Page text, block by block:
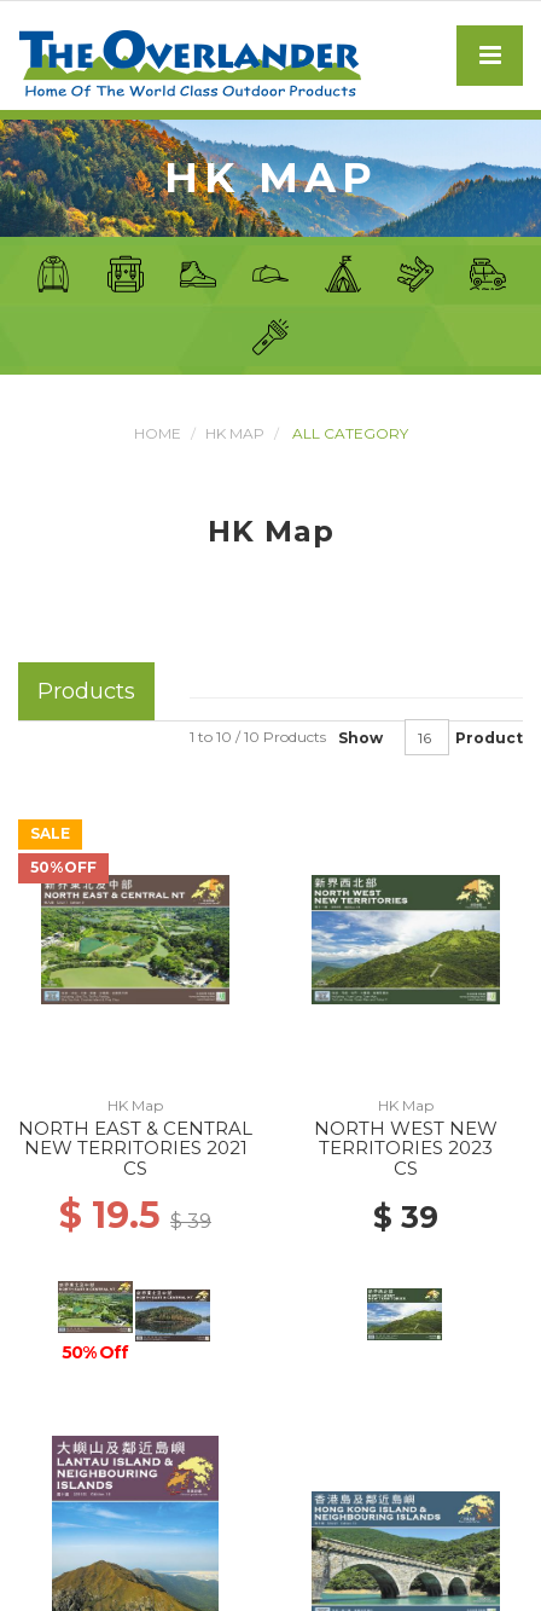
HK MAP
HOME HK MAP ALL CATEGORY
HK Map
Products
Show Product
1 to 10 / 10 Products
SALE
50%OFF
HK Map
NORTH EAST & CENTRAL
NEW TERRITORIES 2021
CS
$ 19.5 $ 39
50% Off
HK Map
NORTH WEST NEW
TERRITORIES 2023
CS
$ 39